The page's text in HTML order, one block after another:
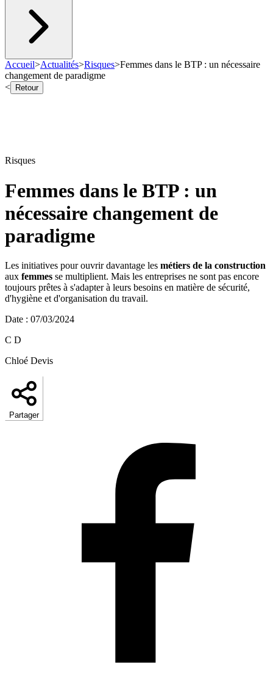
Accueil>Actualités>Risques>Femmes dans le BTP : un nécessaire
changement de paradigme
<
Retour
Risques
Femmes dans le BTP : un
nécessaire changement de
paradigme
Les initiatives pour ouvrir davantage les métiers de la construction
aux femmes se multiplient. Mais les entreprises ne sont pas encore
toujours prêtes à s'adapter à leurs besoins en matière de sécurité,
d'hygiène et d'organisation du travail.
Date : 07/03/2024
C D
Chloé Devis
Partager